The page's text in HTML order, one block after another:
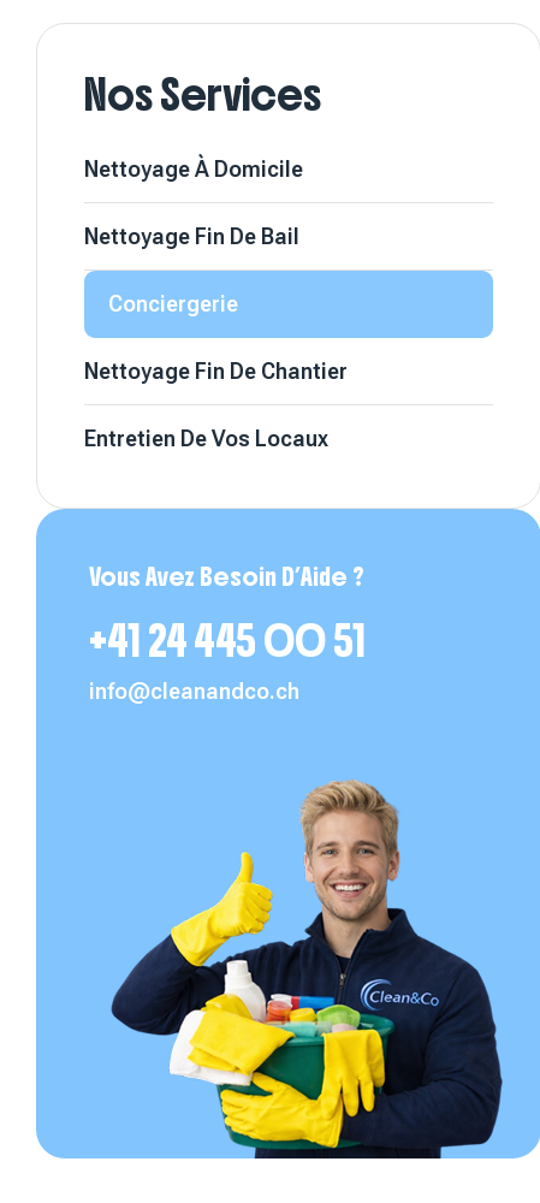
Nos Services
Nettoyage À Domicile
Nettoyage Fin De Bail
Conciergerie
Nettoyage Fin De Chantier
Entretien De Vos Locaux
Vous Avez Besoin D’Aide ?
+41 24 445 00 51
info@cleanandco.ch